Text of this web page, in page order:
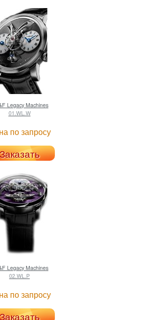
Legacy Machines
01.WL.W
по запросу
Legacy Machines
02.WL.P
по запросу